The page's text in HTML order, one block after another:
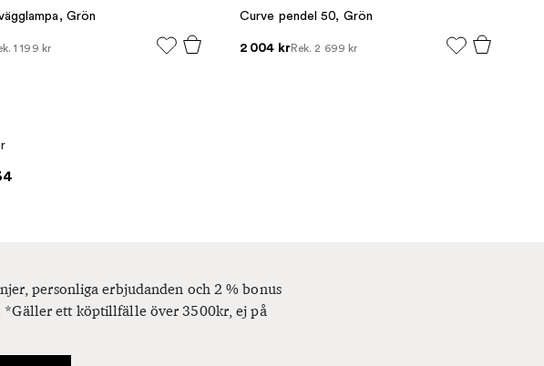
Grön
1 199 kr
Curve pendel 50, Grön
2 004 kr Rek. 2 699 kr
personliga erbjudanden och 2 % bonus
*Gäller ett köptillfälle över 3500kr, ej på